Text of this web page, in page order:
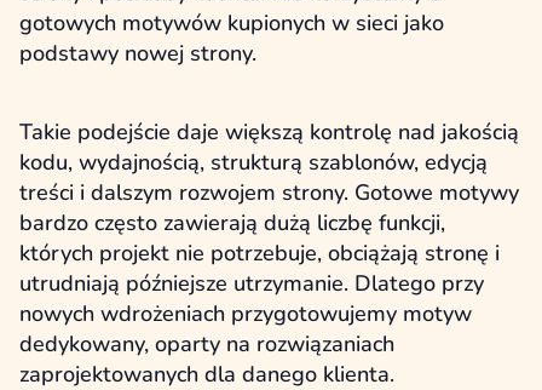
gotowych motywów kupionych w sieci jako
podstawy nowej strony.
Takie podejście daje większą kontrolę nad jakością
kodu, wydajnością, strukturą szablonów, edycją
treści i dalszym rozwojem strony. Gotowe motywy
bardzo często zawierają dużą liczbę funkcji,
których projekt nie potrzebuje, obciążają stronę i
utrudniają późniejsze utrzymanie. Dlatego przy
nowych wdrożeniach przygotowujemy motyw
dedykowany, oparty na rozwiązaniach
zaprojektowanych dla danego klienta.